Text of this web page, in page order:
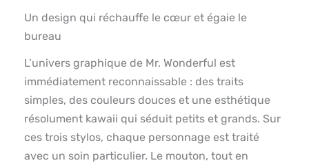
Un design qui réchauffe le cœur et égaie le
bureau
L’univers graphique de Mr. Wonderful est
immédiatement reconnaissable : des traits
simples, des couleurs douces et une esthétique
résolument kawaii qui séduit petits et grands. Sur
ces trois stylos, chaque personnage est traité
avec un soin particulier. Le mouton, tout en